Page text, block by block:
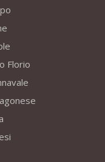
Florio